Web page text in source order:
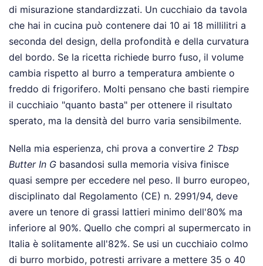
di misurazione standardizzati. Un cucchiaio da tavola
che hai in cucina può contenere dai 10 ai 18 millilitri a
seconda del design, della profondità e della curvatura
del bordo. Se la ricetta richiede burro fuso, il volume
cambia rispetto al burro a temperatura ambiente o
freddo di frigorifero. Molti pensano che basti riempire
il cucchiaio "quanto basta" per ottenere il risultato
sperato, ma la densità del burro varia sensibilmente.
Nella mia esperienza, chi prova a convertire 2 Tbsp
Butter In G basandosi sulla memoria visiva finisce
quasi sempre per eccedere nel peso. Il burro europeo,
disciplinato dal Regolamento (CE) n. 2991/94, deve
avere un tenore di grassi lattieri minimo dell'80% ma
inferiore al 90%. Quello che compri al supermercato in
Italia è solitamente all'82%. Se usi un cucchiaio colmo
di burro morbido, potresti arrivare a mettere 35 o 40